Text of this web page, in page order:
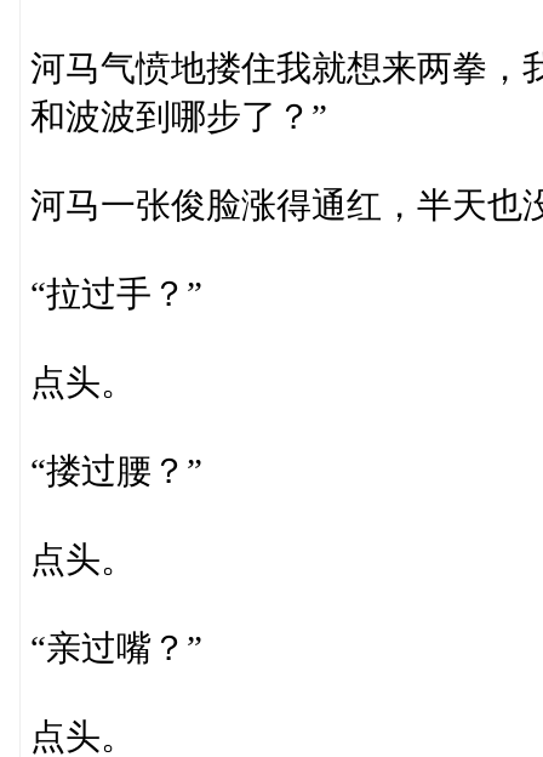
河马气愤地搂住我就想来两拳，
和波波到哪步了？”
河马一张俊脸涨得通红，半天也
“拉过手？”
点头。
“搂过腰？”
点头。
“亲过嘴？”
点头。